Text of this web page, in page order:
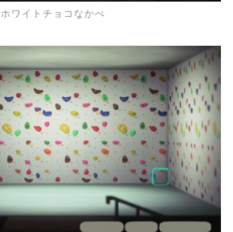
ホワイトチョコなかべ